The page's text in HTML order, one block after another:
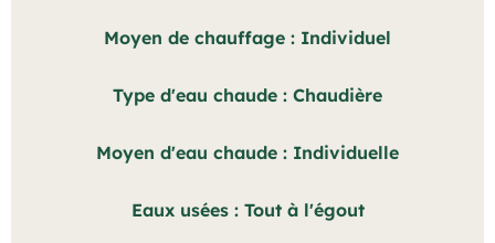
Moyen de chauffage Individuel
Type d'eau chaude Chaudière
Moyen d'eau chaude Individuelle
Eaux usées Tout à l'égout